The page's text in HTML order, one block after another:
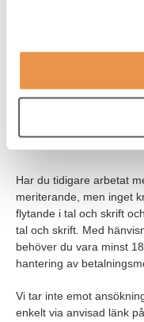
tycker om att bygga
ser en långsiktighet
Har du tidigare arbetat
meriterande, men inget
flytande i tal och skrift
tal och skrift. Med
behöver du vara minst
hantering av
Vi tar inte emot
enkelt via anvisad länk